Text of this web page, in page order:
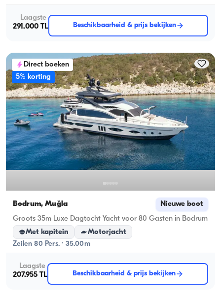
Laagste
291.000 TL
Beschikbaarheid & prijs bekijken
Direct boeken
5% korting
Bodrum, Muğla Nieuwe boot
Groots 35m Luxe Dagtocht Yacht voor 80 Gasten in Bodrum
Met kapitein
Motorjacht
Zeilen 80 Pers. · 35.00m
Laagste
207.955 TL
Beschikbaarheid & prijs bekijken